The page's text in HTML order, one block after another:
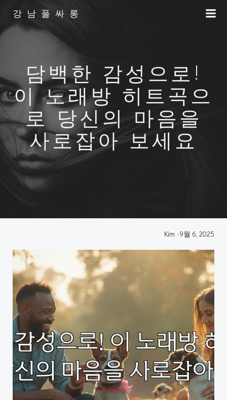
강남풀싸롱
담백한 감성으로!
이 노래방 히트곡으
로 당신의 마음을
사로잡아 보세요
Kim -9월 6, 2025